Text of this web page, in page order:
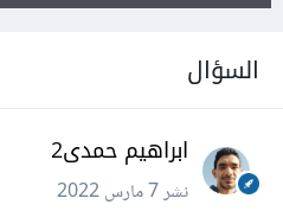
السؤال
ابراهيم حمدى2
نشر7 مارس 2022